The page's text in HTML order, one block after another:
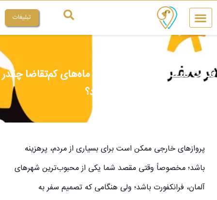
تبلیغات
قیمت بلیط تهران فرانکفورت در ماه‌های کم‌تقاضا چقدر
تفاوت دارد؟
پروازهای خارجی ممکن است برای بسیاری از مردم، پرهزینه
باشد؛ مخصوصاً وقتی مقصد شما یکی از محبوب‌ترین شهرهای
آلمان، فرانکفورت باشد؛ ولی هنگامی که تصمیم سفر به